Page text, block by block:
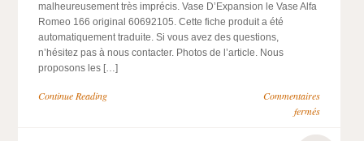
malheureusement très imprécis. Vase D’Expansion le Vase Alfa
Romeo 166 original 60692105. Cette fiche produit a été
automatiquement traduite. Si vous avez des questions,
n’hésitez pas à nous contacter. Photos de l’article. Nous
proposons les […]
Continue Reading
Commentaires
fermés